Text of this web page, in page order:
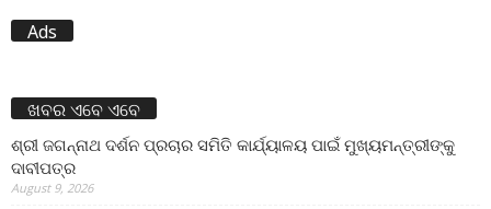
Ads
ଖବର ଏବେ ଏବେ
ଶ୍ରୀ ଜଗନ୍ନାଥ ଦର୍ଶନ ପ୍ରଚାର ସମିତି କାର୍ଯ୍ୟାଳୟ ପାଇଁ ମୁଖ୍ୟମନ୍ତ୍ରୀଙ୍କୁ
ଦାବୀପତ୍ର
August 9, 2026